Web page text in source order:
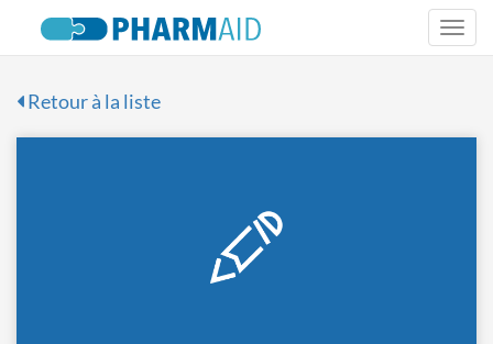
Retour à la liste